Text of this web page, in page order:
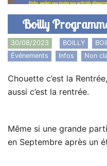
Boilly
30/08/2023 BOILLY
Événements
Infos Non
Chouette c’est la
aussi c’est la rentrée.
Même si une grande
en Septembre après un